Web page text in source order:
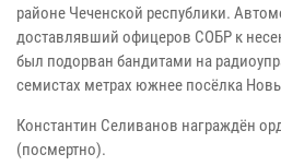
районе Чеченской республики.
доставлявший офицеров СОБР к
был подорван бандитами на
семистах метрах южнее посёлка
Константин Селиванов награждён
(посмертно).